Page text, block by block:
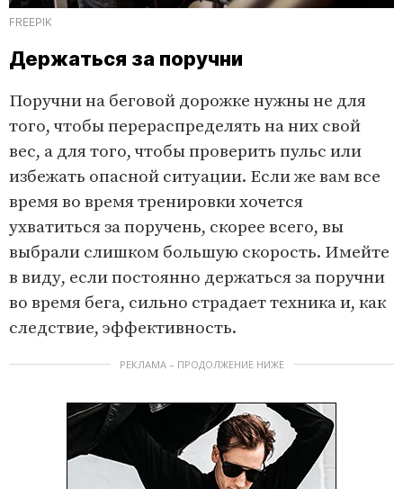
FREEPIK
Держаться за поручни
Поручни на беговой дорожке нужны не для
того, чтобы перераспределять на них свой
вес, а для того, чтобы проверить пульс или
избежать опасной ситуации. Если же вам все
время во время тренировки хочется
ухватиться за поручень, скорее всего, вы
выбрали слишком большую скорость. Имейте
в виду, если постоянно держаться за поручни
во время бега, сильно страдает техника и, как
следствие, эффективность.
РЕКЛАМА – ПРОДОЛЖЕНИЕ НИЖЕ